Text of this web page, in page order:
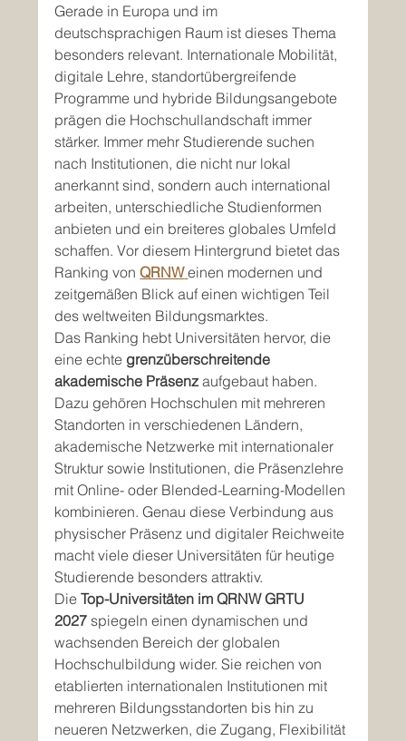
Gerade in Europa und im
deutschsprachigen Raum ist dieses Thema
besonders relevant. Internationale Mobilität,
digitale Lehre, standortübergreifende
Programme und hybride Bildungsangebote
prägen die Hochschullandschaft immer
stärker. Immer mehr Studierende suchen
nach Institutionen, die nicht nur lokal
anerkannt sind, sondern auch international
arbeiten, unterschiedliche Studienformen
anbieten und ein breiteres globales Umfeld
schaffen. Vor diesem Hintergrund bietet das
Ranking von QRNW einen modernen und
zeitgemäßen Blick auf einen wichtigen Teil
des weltweiten Bildungsmarktes.
Das Ranking hebt Universitäten hervor, die
eine echte grenzüberschreitende
akademische Präsenz aufgebaut haben.
Dazu gehören Hochschulen mit mehreren
Standorten in verschiedenen Ländern,
akademische Netzwerke mit internationaler
Struktur sowie Institutionen, die Präsenzlehre
mit Online- oder Blended-Learning-Modellen
kombinieren. Genau diese Verbindung aus
physischer Präsenz und digitaler Reichweite
macht viele dieser Universitäten für heutige
Studierende besonders attraktiv.
Die Top-Universitäten im QRNW GRTU
2027 spiegeln einen dynamischen und
wachsenden Bereich der globalen
Hochschulbildung wider. Sie reichen von
etablierten internationalen Institutionen mit
mehreren Bildungsstandorten bis hin zu
neueren Netzwerken, die Zugang, Flexibilität